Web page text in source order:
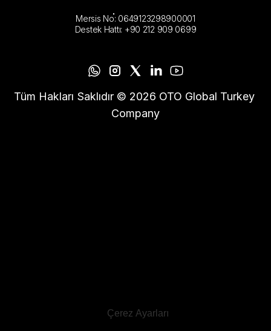
Mersis No: 0649123298900001
Destek Hattı: +90 212 909 0699
Tüm Hakları Saklıdır © 2026 OTO Global Turkey
Company
Çerez Ayarları